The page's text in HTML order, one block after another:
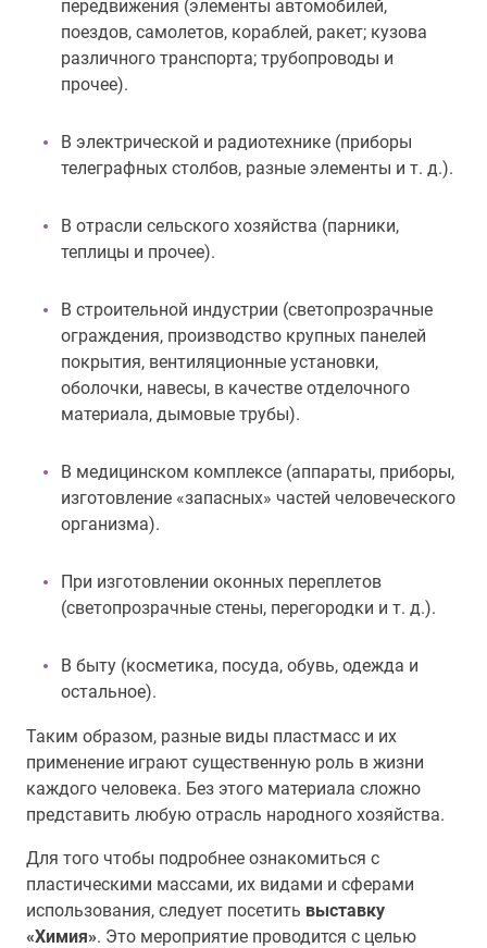
передвижения (элементы автомобилей,
поездов, самолетов, кораблей, ракет; кузова
различного транспорта; трубопроводы и
прочее).
В электрической и радиотехнике (приборы
телеграфных столбов, разные элементы и т. д.).
В отрасли сельского хозяйства (парники,
теплицы и прочее).
В строительной индустрии (светопрозрачные
ограждения, производство крупных панелей
покрытия, вентиляционные установки,
оболочки, навесы, в качестве отделочного
материала, дымовые трубы).
В медицинском комплексе (аппараты, приборы,
изготовление «запасных» частей человеческого
организма).
При изготовлении оконных переплетов
(светопрозрачные стены, перегородки и т. д.).
В быту (косметика, посуда, обувь, одежда и
остальное).
Таким образом, разные виды пластмасс и их
применение играют существенную роль в жизни
каждого человека. Без этого материала сложно
представить любую отрасль народного хозяйства.
Для того чтобы подробнее ознакомиться с
пластическими массами, их видами и сферами
использования, следует посетить выставку
«Химия». Это мероприятие проводится с целью